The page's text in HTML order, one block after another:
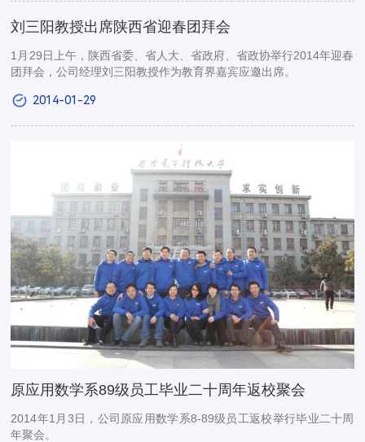
刘三阳教授出席陕西省迎春团拜会
1月29日上午，陕西省委、省人大、省政府、省政协举行2014年迎春
团拜会，公司经理刘三阳教授作为教育界嘉宾应邀出席。
2014-01-29
原应用数学系89级员工毕业二十周年返校聚会
2014年1月3日，公司原应用数学系8-89级员工返校举行毕业二十周
年聚会。